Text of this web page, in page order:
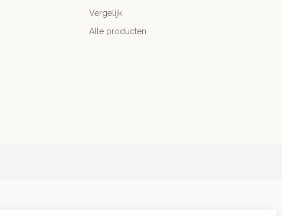
Vergelijk
Alle producten